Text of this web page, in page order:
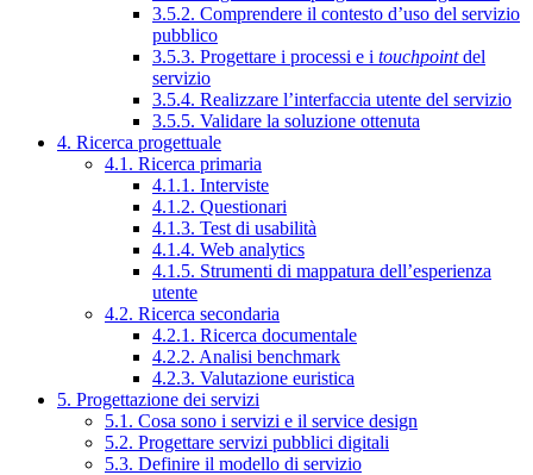
3.5.2. Comprendere il contesto d’uso del servizio
pubblico
3.5.3. Progettare i processi e i touchpointdel
servizio
3.5.4. Realizzare l’interfaccia utente del servizio
3.5.5. Validare la soluzione ottenuta
4. Ricerca progettuale
4.1. Ricerca primaria
4.1.1. Interviste
4.1.2. Questionari
4.1.3. Test di usabilità
4.1.4. Web analytics
4.1.5. Strumenti di mappatura dell’esperienza
utente
4.2. Ricerca secondaria
4.2.1. Ricerca documentale
4.2.2. Analisi benchmark
4.2.3. Valutazione euristica
5. Progettazione dei servizi
5.1. Cosa sono i servizi e il service design
5.2. Progettare servizi pubblici digitali
5.3. Definire il modello di servizio